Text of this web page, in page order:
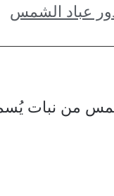
عباد الشمس
من نبات